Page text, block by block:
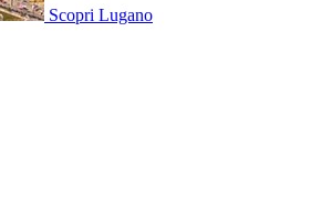
Scopri Lugano